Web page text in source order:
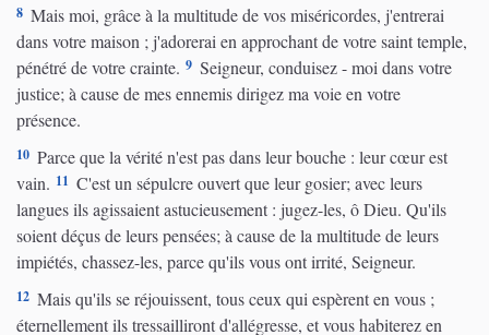
8 Mais moi, grâce à la multitude de vos miséricordes, j'entrerai
dans votre maison ; j'adorerai en approchant de votre saint temple,
pénétré de votre crainte. 9 Seigneur, conduisez - moi dans votre
justice; à cause de mes ennemis dirigez ma voie en votre
présence.
10 Parce que la vérité n'est pas dans leur bouche : leur cœur est
vain. 11 C'est un sépulcre ouvert que leur gosier; avec leurs
langues ils agissaient astucieusement : jugez-les, ô Dieu. Qu'ils
soient déçus de leurs pensées; à cause de la multitude de leurs
impiétés, chassez-les, parce qu'ils vous ont irrité, Seigneur.
12 Mais qu'ils se réjouissent, tous ceux qui espèrent en vous ;
éternellement ils tressailliront d'allégresse, et vous habiterez en